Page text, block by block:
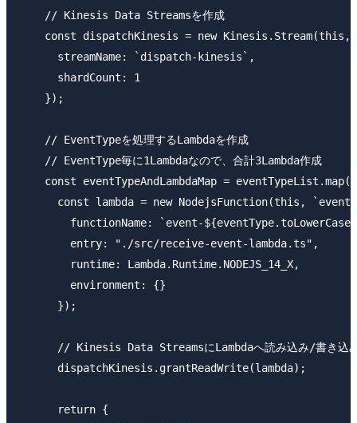
    // Kinesis Data Streamsを作成
const dispatchKinesis = new Kinesis.Stream(this,
      streamName: `dispatch-kinesis`,
      shardCount: 1
    });
    // EventTypeを処理するLambdaを作成
    // EventType毎に1Lambdaなので、合計3Lambda作成
const eventTypeAndLambdaMap =
const lambda = new NodejsFunction(this,
functionName: `event-
        entry: "./src/receive-event-lambda.ts",
        runtime: Lambda.Runtime.NODEJS_14_X,
        environment: {}
      });
// Kinesis Data StreamsにLambdaへ読み込み/書き込
      dispatchKinesis.grantReadWrite(lambda);
      return {